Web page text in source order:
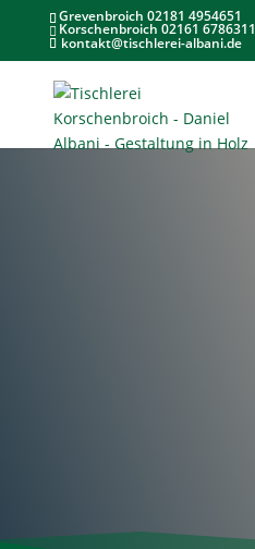
Grevenbroich 02181 4954651
Korschenbroich 02161 6786311
kontakt@tischlerei-albani.de